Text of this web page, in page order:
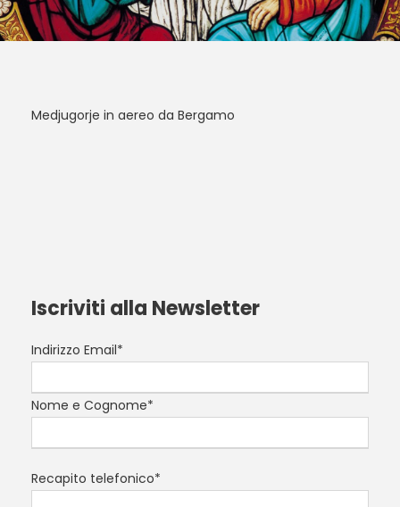
Medjugorje in aereo da Bergamo
Iscriviti alla Newsletter
Indirizzo Email*
Nome e Cognome*
Recapito telefonico*